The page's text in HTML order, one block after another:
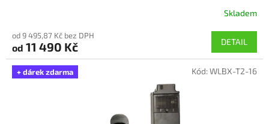
produktu
je
5,0
Skladem
od 9 495,87 Kč bez DPH
od 11 490 Kč DETAIL
+ dárek zdarma Kód:WLBX-T2-16